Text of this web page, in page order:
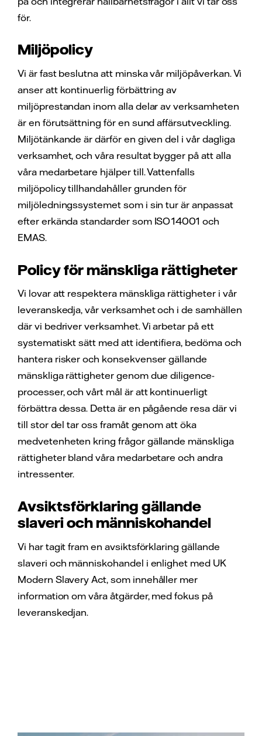
för.
Miljöpolicy
Vi är fast beslutna att minska vår miljöpåverkan. Vi
anser att kontinuerlig förbättring av
miljöprestandan inom alla delar av verksamheten
är en förutsättning för en sund affärsutveckling.
Miljötänkande är därför en given del i vår dagliga
verksamhet, och våra resultat bygger på att alla
våra medarbetare hjälper till. Vattenfalls
miljöpolicy tillhandahåller grunden för
miljöledningssystemet som i sin tur är anpassat
efter erkända standarder som ISO 14001 och
EMAS.
Policy för mänskliga rättigheter
Vi lovar att respektera mänskliga rättigheter i vår
leveranskedja, vår verksamhet och i de samhällen
där vi bedriver verksamhet. Vi arbetar på ett
systematiskt sätt med att identifiera, bedöma och
hantera risker och konsekvenser gällande
mänskliga rättigheter genom due diligence-
processer, och vårt mål är att kontinuerligt
förbättra dessa. Detta är en pågående resa där vi
till stor del tar oss framåt genom att öka
medvetenheten kring frågor gällande mänskliga
rättigheter bland våra medarbetare och andra
intressenter.
Avsiktsförklaring gällande
slaveri och människohandel
Vi har tagit fram en avsiktsförklaring gällande
slaveri och människohandel i enlighet med UK
Modern Slavery Act, som innehåller mer
information om våra åtgärder, med fokus på
leveranskedjan.